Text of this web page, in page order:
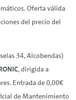
Oferta válida
del precio del
34, Alcobendas)
, dirigida a
Entrada de 0,00€
de Mantenimiento